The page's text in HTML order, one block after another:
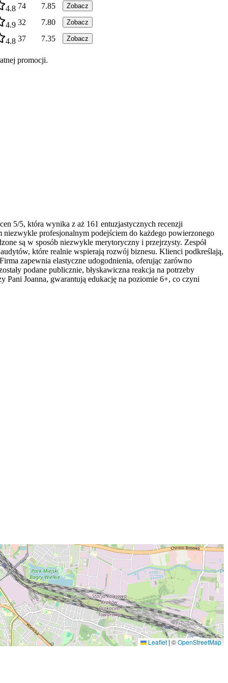
4.8 74 7.85 Zobacz
4.9 32 7.80 Zobacz
4.8 37 7.35 Zobacz
promocji.
5/5, która wynika z aż 161 entuzjastycznych recenzji
profesjonalnym podejściem do każdego powierzonego
są w sposób niezwykle merytoryczny i przejrzysty. Zespół
które realnie wspierają rozwój biznesu. Klienci podkreślają,
zapewnia elastyczne udogodnienia, oferując zarówno
podane publicznie, błyskawiczna reakcja na potrzeby
Joanna, gwarantują edukację na poziomie 6+, co czyni
Leaflet|©OpenStreetMap